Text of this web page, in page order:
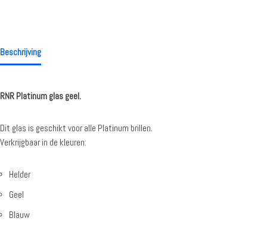
Beschrijving
RNR Platinum glas geel.
Dit glas is geschikt voor alle Platinum brillen.
Verkrijgbaar in de kleuren:
Helder
Geel
Blauw